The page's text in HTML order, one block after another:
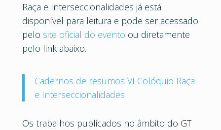
Raça e Interseccionalidades já está
disponível para leitura e pode ser acessado
pelo site oficial do evento ou diretamente
pelo link abaixo.
Cadernos de resumos VI Colóquio Raça
e Interseccionalidades
Os trabalhos publicados no âmbito do GT